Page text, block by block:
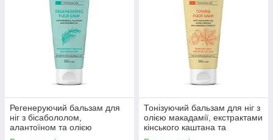
Регенеруючий бальзам для
ніг з бісабололом,
алантоїном та олією
розмарину Shelly 100 мл
Тонізуючий бальзам для ніг з
олією макадамії, екстрактами
кінського каштана та
гамамелісу Shelly 100 мл